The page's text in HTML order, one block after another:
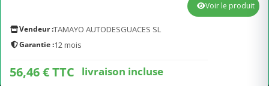
Vendeur :TAMAYO AUTODESGUACES SL
Garantie :12 mois
56,46 € TTC livraison incluse
Voir le produit